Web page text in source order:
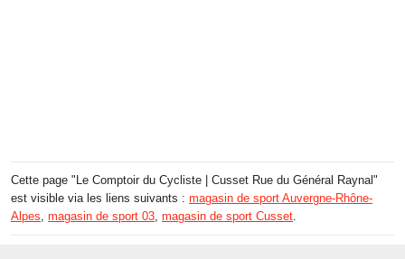
Cette page "Le Comptoir du Cycliste | Cusset Rue du Général Raynal"
est visible via les liens suivants : magasin de sport Auvergne-Rhône-
Alpes, magasin de sport 03, magasin de sport Cusset.